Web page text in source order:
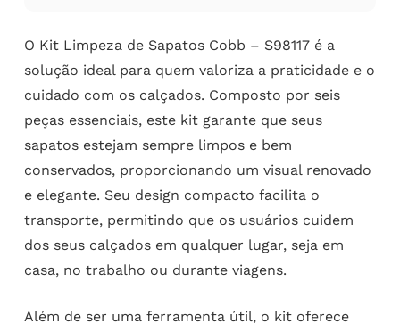
O Kit Limpeza de Sapatos Cobb – S98117 é a
solução ideal para quem valoriza a praticidade e o
cuidado com os calçados. Composto por seis
peças essenciais, este kit garante que seus
sapatos estejam sempre limpos e bem
conservados, proporcionando um visual renovado
e elegante. Seu design compacto facilita o
transporte, permitindo que os usuários cuidem
dos seus calçados em qualquer lugar, seja em
casa, no trabalho ou durante viagens.
Além de ser uma ferramenta útil, o kit oferece